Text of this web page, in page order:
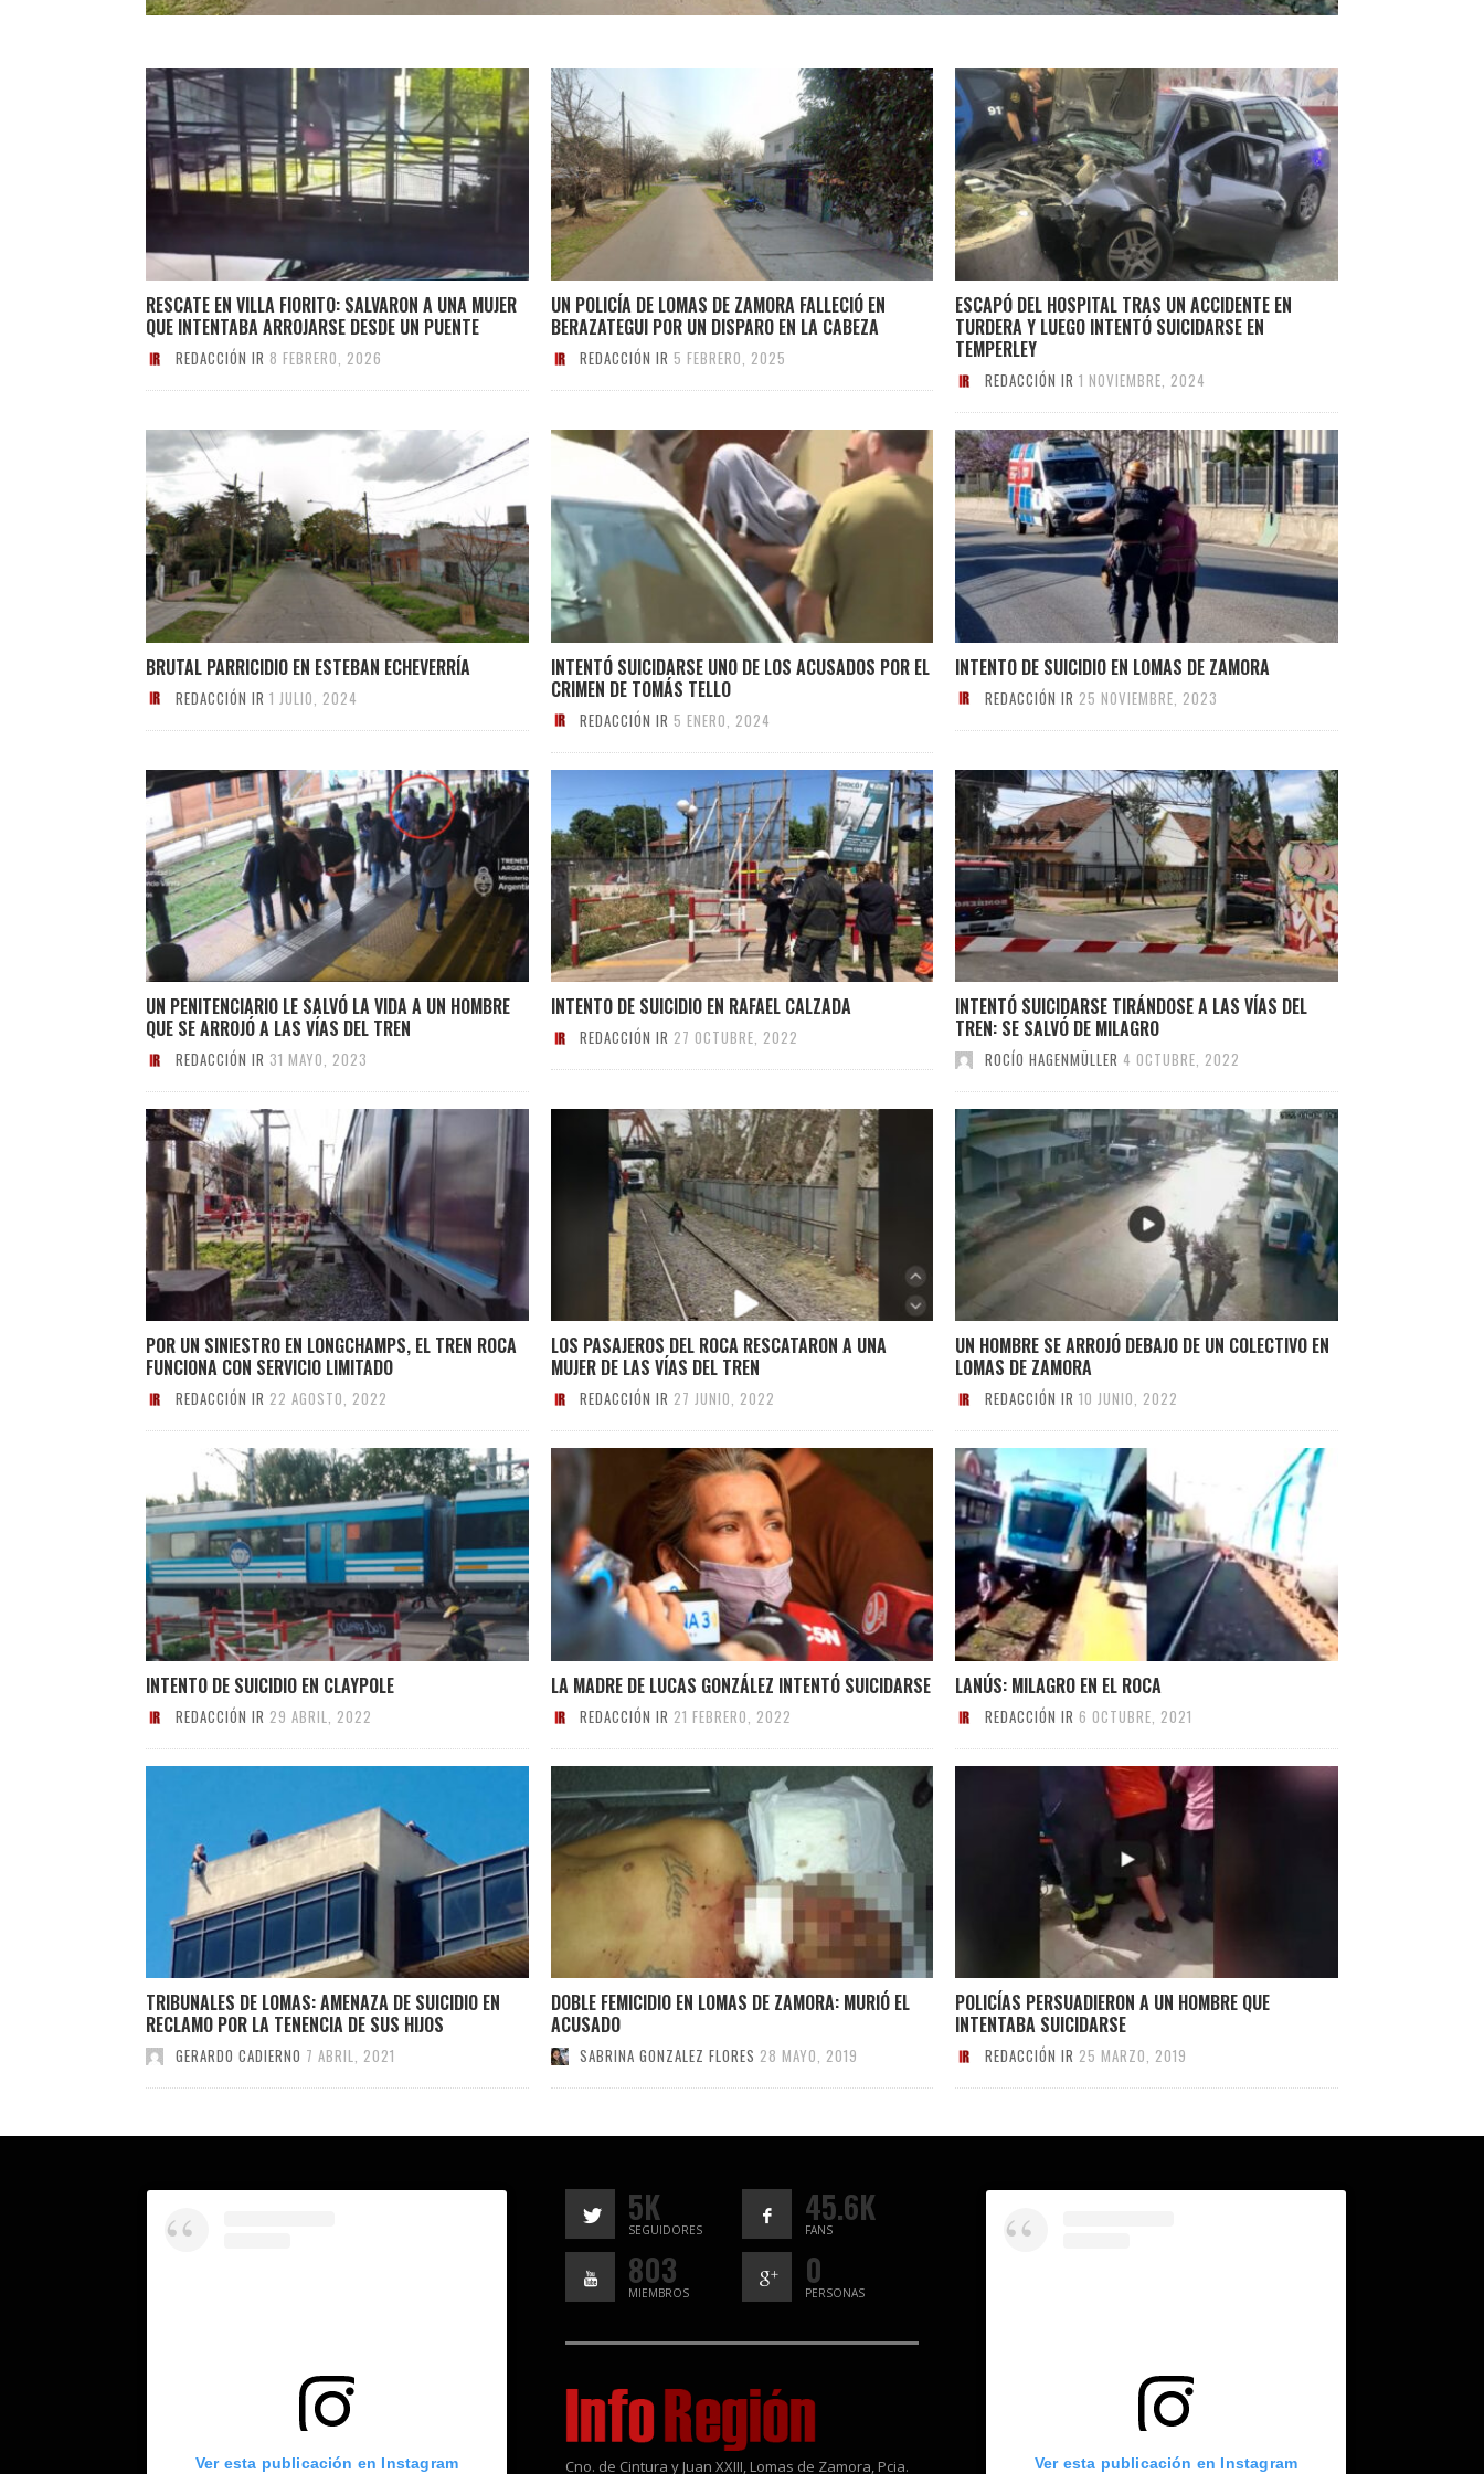
RESCATE EN VILLA FIORITO: SALVARON A UNA MUJER
QUE INTENTABA ARROJARSE DESDE UN PUENTE
REDACCIÓN IR 8 FEBRERO, 2026
UN POLICÍA DE LOMAS DE ZAMORA FALLECIÓ EN
BERAZATEGUI POR UN DISPARO EN LA CABEZA
REDACCIÓN IR 5 FEBRERO, 2025
ESCAPÓ DEL HOSPITAL TRAS UN ACCIDENTE EN
TURDERA Y LUEGO INTENTÓ SUICIDARSE EN
TEMPERLEY
REDACCIÓN IR 1 NOVIEMBRE, 2024
BRUTAL PARRICIDIO EN ESTEBAN ECHEVERRÍA
REDACCIÓN IR 1 JULIO, 2024
INTENTÓ SUICIDARSE UNO DE LOS ACUSADOS POR EL
CRIMEN DE TOMÁS TELLO
REDACCIÓN IR 5 ENERO, 2024
INTENTO DE SUICIDIO EN LOMAS DE ZAMORA
REDACCIÓN IR 25 NOVIEMBRE, 2023
UN PENITENCIARIO LE SALVÓ LA VIDA A UN HOMBRE
QUE SE ARROJÓ A LAS VÍAS DEL TREN
REDACCIÓN IR 31 MAYO, 2023
INTENTO DE SUICIDIO EN RAFAEL CALZADA
REDACCIÓN IR 27 OCTUBRE, 2022
INTENTÓ SUICIDARSE TIRÁNDOSE A LAS VÍAS DEL
TREN: SE SALVÓ DE MILAGRO
ROCÍO HAGENMÜLLER 4 OCTUBRE, 2022
POR UN SINIESTRO EN LONGCHAMPS, EL TREN ROCA
FUNCIONA CON SERVICIO LIMITADO
REDACCIÓN IR 22 AGOSTO, 2022
LOS PASAJEROS DEL ROCA RESCATARON A UNA
MUJER DE LAS VÍAS DEL TREN
REDACCIÓN IR 27 JUNIO, 2022
UN HOMBRE SE ARROJÓ DEBAJO DE UN COLECTIVO EN
LOMAS DE ZAMORA
REDACCIÓN IR 10 JUNIO, 2022
INTENTO DE SUICIDIO EN CLAYPOLE
REDACCIÓN IR 29 ABRIL, 2022
LA MADRE DE LUCAS GONZÁLEZ INTENTÓ SUICIDARSE
REDACCIÓN IR 21 FEBRERO, 2022
LANÚS: MILAGRO EN EL ROCA
REDACCIÓN IR 6 OCTUBRE, 2021
TRIBUNALES DE LOMAS: AMENAZA DE SUICIDIO EN
RECLAMO POR LA TENENCIA DE SUS HIJOS
GERARDO CADIERNO 7 ABRIL, 2021
DOBLE FEMICIDIO EN LOMAS DE ZAMORA: MURIÓ EL
ACUSADO
SABRINA GONZALEZ FLORES 28 MAYO, 2019
POLICÍAS PERSUADIERON A UN HOMBRE QUE
INTENTABA SUICIDARSE
REDACCIÓN IR 25 MARZO, 2019
Ver esta publicación en Instagram
5K
SEGUIDORES
45.6K
FANS
803
MIEMBROS
0
PERSONAS
Cno. de Cintura y Juan XXIII, Lomas de Zamora, Pcia. Ver esta publicación en Instagram